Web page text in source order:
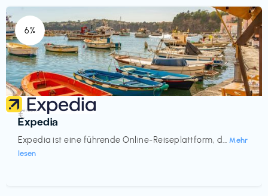
6%
Reisen
Expedia
Expedia ist eine führende Online-Reiseplattform, d... Mehr
lesen
€‎